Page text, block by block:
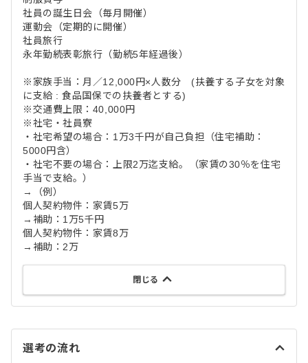
社員の誕生日会（毎月開催）
運動会（定期的に開催）
社員旅行
永年勤続表彰旅行（勤続5年経過後）
※家族手当：月／12,000円×人数分 (扶養する子女を対象
に支給 : 食品国保での扶養者とする)
※交通費上限：40,000円
※社宅・社員寮
・社宅希望の場合：1万3千円が自己負担（住宅補助：
5000円含）
・社宅不要の場合：上限2万迄支給。（家賃の30％を住宅
手当で支給。）
→（例）
個人契約物件：家賃5万
→補助：1万5千円
個人契約物件：家賃8万
→補助：2万
閉じる
選考の流れ